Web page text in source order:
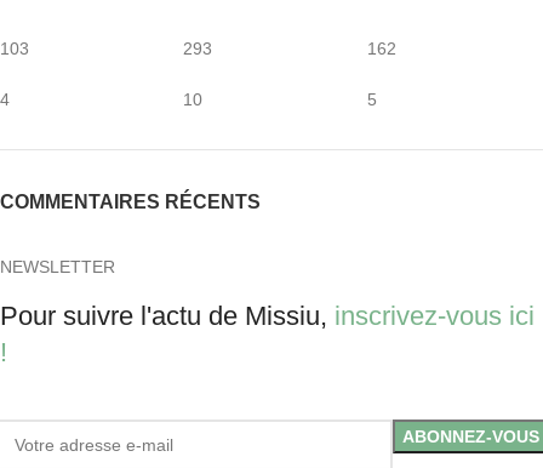
103
4
293
10
162
5
COMMENTAIRES RÉCENTS
NEWSLETTER
Pour suivre l'actu de Missiu, inscrivez-vous ici
!